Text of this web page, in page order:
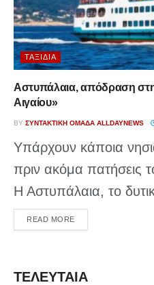
ΤΑΞΊΔΙΑ
Αστυπάλαια, απόδραση
Αιγαίου»
BY ΣΥΝΤΑΚΤΙΚΉ ΟΜΆΔΑ ALLDAYNEWS
Υπάρχουν κάποια
πριν ακόμα πατήσεις
Η Αστυπάλαια, το
READ MOREDETAILS
ΤΕΛΕΥΤΑΙΑ